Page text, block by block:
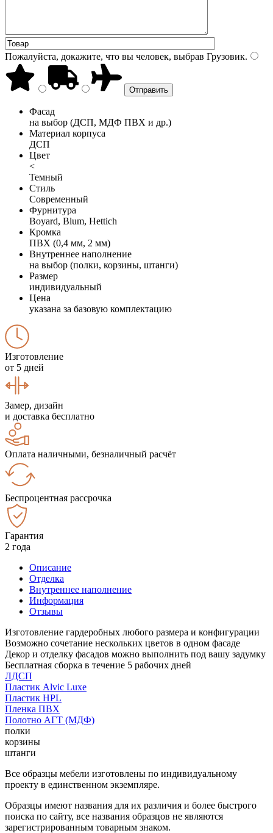
Пожалуйста, докажите, что вы человек, выбрав Грузовик.
Фасад
на выбор (ДСП, МДФ ПВХ и др.)
Материал корпуса
ДСП
Цвет
<
Темный
Стиль
Современный
Фурнитура
Boyard, Blum, Hettich
Кромка
ПВХ (0,4 мм, 2 мм)
Внутреннее наполнение
на выбор (полки, корзины, штанги)
Размер
индивидуальный
Цена
указана за базовую комплектацию
Изготовление
от 5 дней
Замер, дизайн
и доставка бесплатно
Оплата наличными, безналичный расчёт
Беспроцентная рассрочка
Гарантия
2 года
Описание
Отделка
Внутреннее наполнение
Информация
Отзывы
Изготовление гардеробных любого размера и конфигурации
Возможно сочетание нескольких цветов в одном фасаде
Декор и отделку фасадов можно выполнить под вашу задумку
Бесплатная сборка в течение 5 рабочих дней
ЛДСП
Пластик Alvic Luxe
Пластик HPL
Пленка ПВХ
Полотно АГТ (МДФ)
полки
корзины
штанги
Все образцы мебели изготовлены по индивидуальному
проекту в единственном экземпляре.
Образцы имеют названия для их различия и более быстрого
поиска по сайту, все названия образцов не являются
зарегистрированным товарным знаком.